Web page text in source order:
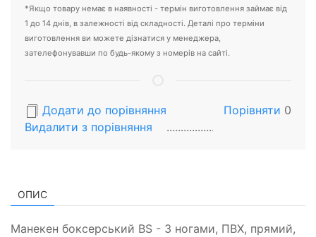
*Якщо товару немає в наявності - термін виготовлення займає від
1 до 14 днів, в залежності від складності. Деталі про терміни
виготовлення ви можете дізнатися у менеджера,
зателефонувавши по будь-якому з номерів на сайті.
Додати до порівняння
Видалити з порiвняння
Порівняти 0
ОПИС
Манекен боксерський BS - З ногами, ПВХ, прямий,